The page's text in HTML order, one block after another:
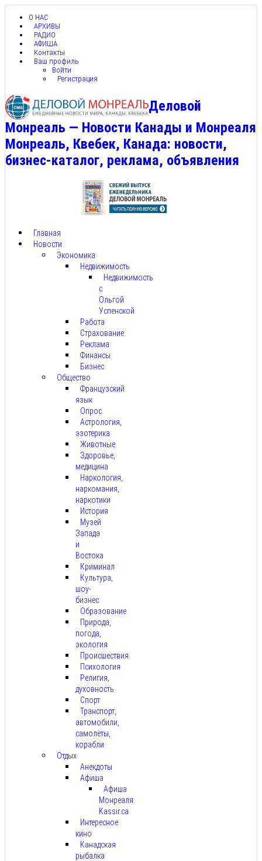
О НАС
АРХИВЫ
РАДИО
АФИША
Контакты
Ваш профиль
Войти
Регистрация
Деловой
Монреаль — Новости Канады и Монреаля
Монреаль, Квебек, Канада: новости,
бизнес-каталог, реклама, объявления
Главная
Новости
Экономика
Недвижимость
Недвижимость
с
Ольгой
Успенской
Работа
Страхование
Реклама
Финансы
Бизнес
Общество
Французский
язык
Опрос
Астрология,
эзотерика
Животные
Здоровье,
медицина
Наркология,
наркомания,
наркотики
История
Музей
Запада
и
Востока
Криминал
Культура,
шоу-
бизнес
Образование
Природа,
погода,
экология
Происшествия
Психология
Религия,
духовность
Спорт
Транспорт,
автомобили,
самолёты,
корабли
Отдых
Анекдоты
Афиша
Афиша
Монреаля:
Kassir.ca
Интересное
кино
Канадская
рыбалка